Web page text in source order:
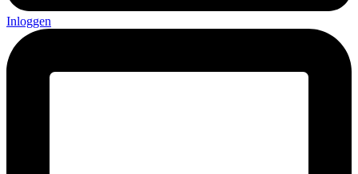
Inloggen